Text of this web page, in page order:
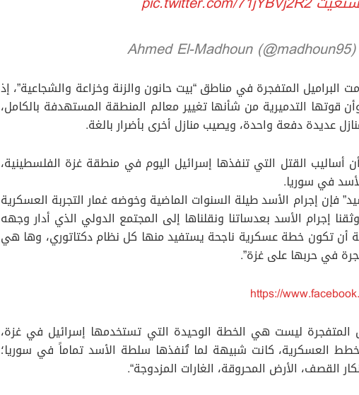
المتفجرة في مناطق “بيت حانون والزنة وخزاعة والشجاعية”، إذ
وأن قوتها التدميرية من شأنها تغيير معالم المنطقة المستهدفة بالكامل،
عديدة دفعة واحدة، ويصيب منازل أخرى بأضرار بالغة.
القتل التي تنفذها إسرائيل اليوم في منطقة غزة الفلسطينية،
في سوريا.
فإن إجرام الأسد طيلة السنوات الماضية وخوضه غمار التجربة العسكرية
إجرام الأسد بعدساتنا ونقلناها إلى المجتمع الدولي الذي أدار وجهه
أن تكون خطة عسكرية ناجحة يستفيد منها كل نظام دكتاتوري، وها هي
في حربها على غزة”.
https://
المتفجرة ليست هي الخطة الوحيدة التي تستخدمها إسرائيل في غزة،
العسكرية، كانت شبيهة لما تُنفذها سلطة الأسد تماماً في سوريا؛
القصف، الأرض المحروقة، الغارات المزدوجة“.